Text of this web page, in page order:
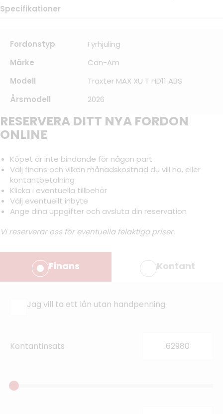
Specifikationer
Fordonstyp
Fyrhjuling
Märke
Can-Am
Modell
Traxter MAX XU T HD11 ABS
Årsmodell
2026
RESERVERA DITT NYA FORDON
ONLINE
Köpet är inte bindande för någon part
Välj finans och vilken månadskostnad du vill ha, eller
kontantbetalning
Klicka i eventuella tillbehör
Välj eventuellt inbyte
Ange dina uppgifter och avsluta din reservation
Vi reserverar oss för eventuella felaktiga priser.
Finans Kontant
Jag vill ta ett lån utan handpenning
Kontantinsats